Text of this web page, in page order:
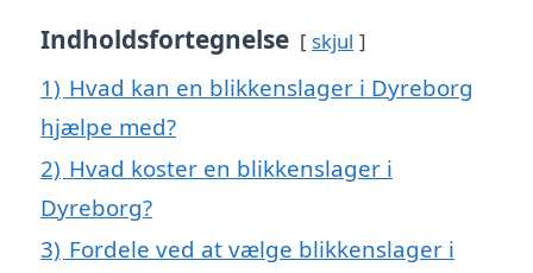
Indholdsfortegnelse skjul
1) Hvad kan en blikkenslager i Dyreborg
hjælpe med?
2) Hvad koster en blikkenslager i
Dyreborg?
3) Fordele ved at vælge blikkenslager i